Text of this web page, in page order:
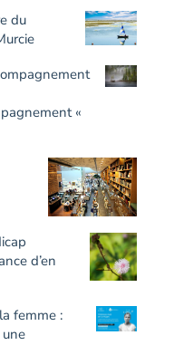
du
«
d’en
femme :